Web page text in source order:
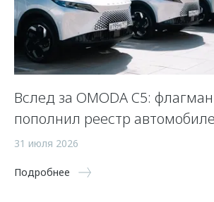
Вслед за OMODA C5:
пополнил реестр
31 июля 2026
Подробнее